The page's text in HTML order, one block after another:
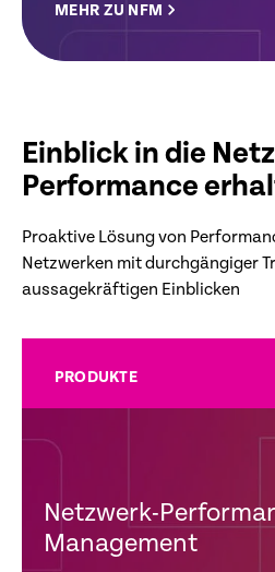
MEHR ZU NFM
Einblick in die
Performance
Proaktive Lösung von
Netzwerken mit durchgängiger
aussagekräftigen Einblicken
PRODUKTE
Netzwerk-
Management